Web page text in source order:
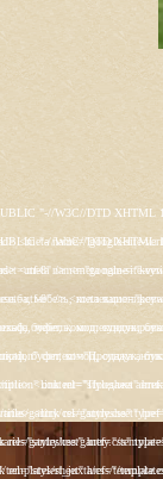
комод, сундук, букинист, жирандоль, бронза" /> <meta name="rights" content="Продажа антиквариата http://antik.1kzn.ru" /> <meta name="author" content="Super User" /> <meta name="description" content="Продажа антиквариата, каталог антиквариата." /> <meta name="generator" content="Joomla! - Open Source Content Management" /> <title>Каталог антиквариата - Продажа антиквариата </title> <link rel="stylesheet" href="/plugins/system/rokbox/assets/styles/rokbox.css" type="text/css" /> <link rel="stylesheet" href="/libraries/gantry/css/grid-12.css" type="text/css" /> <link rel="stylesheet" href="/libraries/gantry/css/gantry.css" type="text/css" /> <link rel="stylesheet" href="/libraries/gantry/css/joomla.css" type="text/css" /> <link rel="stylesheet" href="/templates/rt_juxta/css/joomla.css" type="text/css" /> <link rel="stylesheet" href="/templates/rt_juxta/css/style1.css" type="text/css" /> <link rel="stylesheet" href="/templates/rt_juxta/css/demo-styles.css" type="text/css" /> <link rel="stylesheet" href="/templates/rt_juxta/css/template.css" type="text/css" /> <link rel="stylesheet" href="/templates/rt_juxta/css/template-firefox.css" type="text/css" /> <link rel="stylesheet" href="/templates/rt_juxta/
комод, сундук, букинист, жирандоль, бронза" /> <meta name="rights" content="Продажа антиквариата http://antik.1kzn.ru" /> <meta name="author" content="Super User" /> <meta name="description" content="Продажа антиквариата, каталог антиквариата." /> <meta name="generator" content="Joomla! - Open Source Content Management" /> <title>Каталог антиквариата - Продажа антиквариата </title> <link rel="stylesheet" href="/plugins/system/rokbox/assets/styles/rokbox.css" type="text/css" /> <link rel="stylesheet" href="/libraries/gantry/css/grid-12.css" type="text/css" /> <link rel="stylesheet" href="/libraries/gantry/css/gantry.css" type="text/css" /> <link rel="stylesheet" href="/libraries/gantry/css/joomla.css" type="text/css" /> <link rel="stylesheet" href="/templates/rt_juxta/css/joomla.css" type="text/css" /> <link rel="stylesheet" href="/templates/rt_juxta/css/style1.css" type="text/css" /> <link rel="stylesheet" href="/templates/rt_juxta/css/demo-styles.css" type="text/css" /> <link rel="stylesheet" href="/templates/rt_juxta/css/template.css" type="text/css" /> <link rel="stylesheet" href="/templates/rt_juxta/css/template-firefox.css" type="text/css" /> <link rel="stylesheet" href="/templates/rt_juxta/